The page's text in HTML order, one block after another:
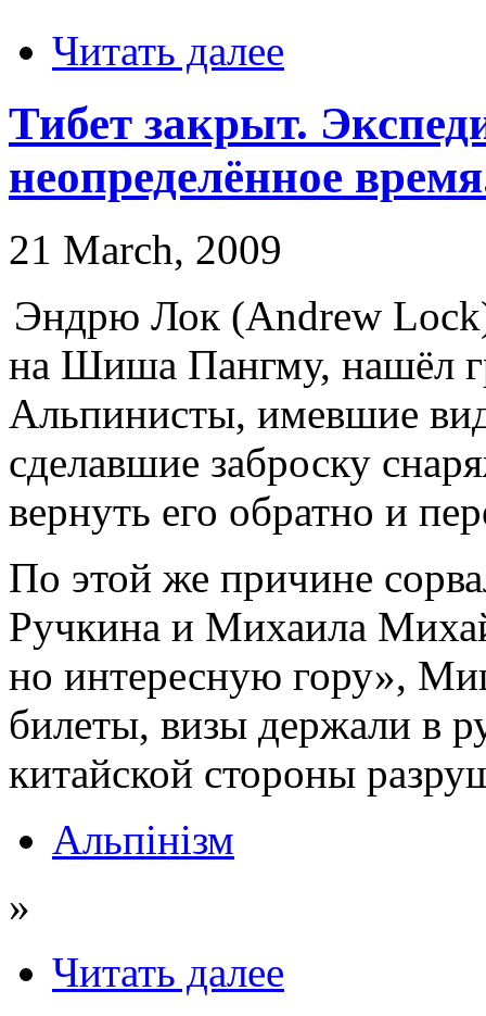
Читать далее
Тибет закрыт.
неопределённое
21 March, 2009
Эндрю Лок (Andrew
на Шиша Пангму, нашёл
Альпинисты, имевшие
сделавшие заброску
вернуть его обратно и
По этой же причине
Ручкина и Михаила
но интересную гору»,
билеты, визы держали в
китайской стороны
Альпінізм
»
Читать далее